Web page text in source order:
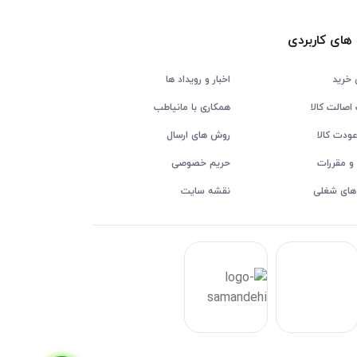
کاربردی
خرید
اخبار و رویداد ها
کالا
همکاری با مانیاطب
کالا
روش های ارسال
و مقررات
حریم خصوصی
شغلی
نقشه سایت